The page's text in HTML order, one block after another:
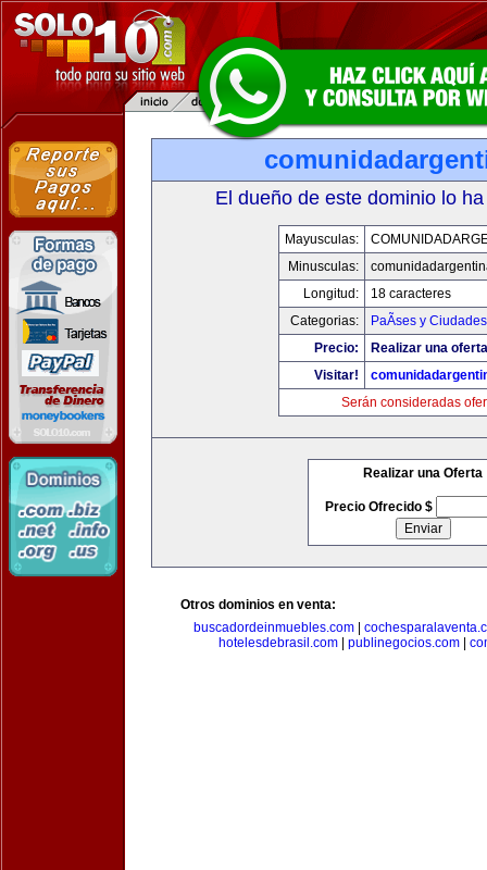
El dueño de este dominio lo
Mayusculas:
Minusculas:
Longitud:
18 caracteres
Categorias:
PaÃ­ses y Ciudades
Precio:
Realizar una
Visitar!
Serán consideradas
Realizar una Oferta
Precio Ofrecido $
Otros dominios en venta:
buscadordeinmuebles.com
hotelesdebrasil.com
publinegocios.com